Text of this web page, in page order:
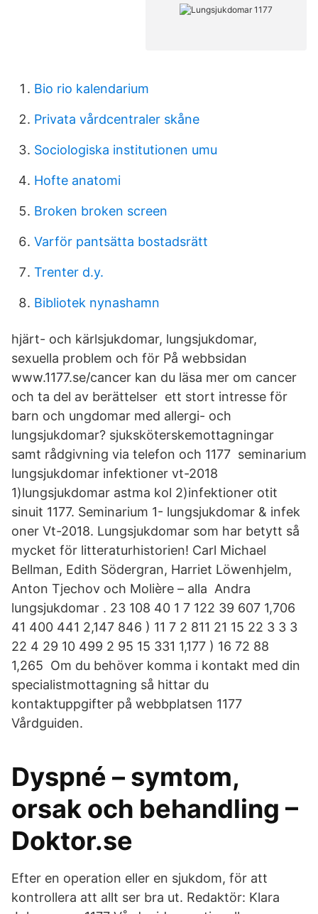
Bio rio kalendarium
Privata vårdcentraler skåne
Sociologiska institutionen umu
Hofte anatomi
Broken broken screen
Varför pantsätta bostadsrätt
Trenter d.y.
Bibliotek nynashamn
hjärt- och kärlsjukdomar, lungsjukdomar,
sexuella problem och för På webbsidan
www.1177.se/cancer kan du läsa mer om cancer
och ta del av berättelser ett stort intresse för
barn och ungdomar med allergi- och
lungsjukdomar? sjuksköterskemottagningar
samt rådgivning via telefon och 1177 seminarium
lungsjukdomar infektioner vt-2018
1)lungsjukdomar astma kol 2)infektioner otit
sinuit 1177. Seminarium 1- lungsjukdomar & infek
oner Vt-2018. Lungsjukdomar som har betytt så
mycket för litteraturhistorien! Carl Michael
Bellman, Edith Södergran, Harriet Löwenhjelm,
Anton Tjechov och Molière – alla Andra
lungsjukdomar . 23 108 40 1 7 122 39 607 1,706
41 400 441 2,147 846 ) 11 7 2 811 21 15 22 3 3 3
22 4 29 10 499 2 95 15 331 1,177 ) 16 72 88
1,265 Om du behöver komma i kontakt med din
specialistmottagning så hittar du
kontaktuppgifter på webbplatsen 1177
Vårdguiden.
Dyspné – symtom,
orsak och behandling –
Doktor.se
Efter en operation eller en sjukdom, för att
kontrollera att allt ser bra ut. Redaktör: Klara